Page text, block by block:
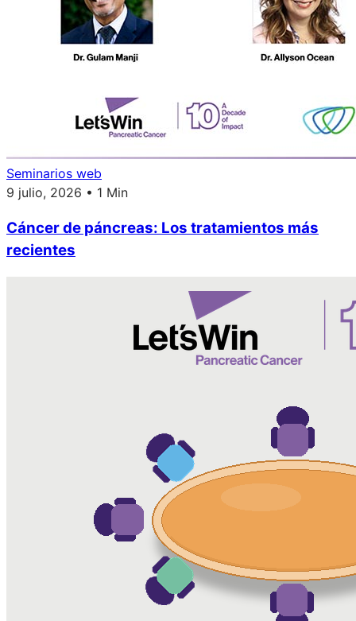
Seminarios web
9 julio, 2026 • 1 Min
Cáncer de páncreas: Los tratamientos más
recientes